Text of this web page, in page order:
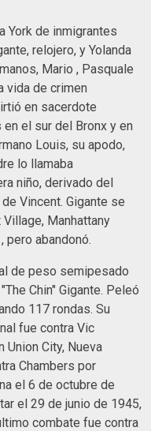
York de inmigrantes
relojero, y Yolanda
Mario , Pasquale
vida de crimen
en sacerdote
el sur del Bronx y en
Louis, su apodo,
lo llamaba
niño, derivado del
Vincent. Gigante se
Manhattany
pero abandonó.
de peso semipesado
Chin" Gigante. Peleó
117 rondas. Su
fue contra Vic
Union City, Nueva
Chambers por
el 6 de octubre de
el 29 de junio de 1945,
combate fue contra